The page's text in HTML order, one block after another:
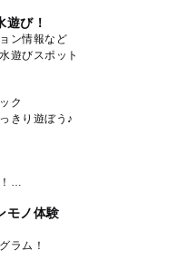
遊び！
ン情報など
遊びスポット
ク
きり遊ぼう♪
モノ体験
ラム！